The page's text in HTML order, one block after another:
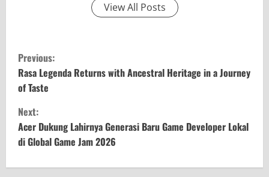
View All Posts
C
o
n
t
i
Previous:
Rasa Legenda Returns with Ancestral Heritage in a Journey
of Taste
Next:
Acer Dukung Lahirnya Generasi Baru Game Developer Lokal
di Global Game Jam 2026